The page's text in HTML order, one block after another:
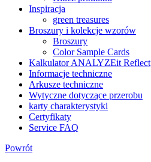
Inspiracja
green treasures
Broszury i kolekcje wzorów
Broszury
Color Sample Cards
Kalkulator ANALYZEit Reflect
Informacje techniczne
Arkusze techniczne
Wytyczne dotyczące przerobu
karty charakterystyki
Certyfikaty
Service FAQ
Powrót